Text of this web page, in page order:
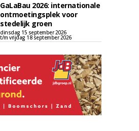
GaLaBau 2026: internationale
ontmoetingsplek voor
stedelijk groen
dinsdag 15 september 2026
t/m vrijdag 18 september 2026